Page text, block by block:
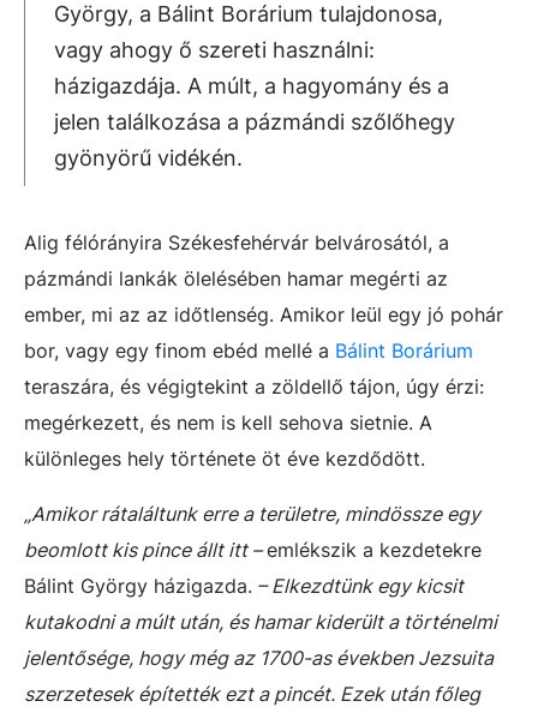
György, a Bálint Borárium tulajdonosa,
vagy ahogy ő szereti használni:
házigazdája. A múlt, a hagyomány és a
jelen találkozása a pázmándi szőlőhegy
gyönyörű vidékén.
Alig félórányira Székesfehérvár belvárosától, a
pázmándi lankák ölelésében hamar megérti az
ember, mi az az időtlenség. Amikor leül egy jó pohár
bor, vagy egy finom ebéd mellé a Bálint Borárium
teraszára, és végigtekint a zöldellő tájon, úgy érzi:
megérkezett, és nem is kell sehova sietnie. A
különleges hely története öt éve kezdődött.
„Amikor rátaláltunk erre a területre, mindössze egy
beomlott kis pince állt itt –emlékszik a kezdetekre
Bálint György házigazda. – Elkezdtünk egy kicsit
kutakodni a múlt után, és hamar kiderült a történelmi
jelentősége, hogy még az 1700-as években Jezsuita
szerzetesek építették ezt a pincét. Ezek után főleg